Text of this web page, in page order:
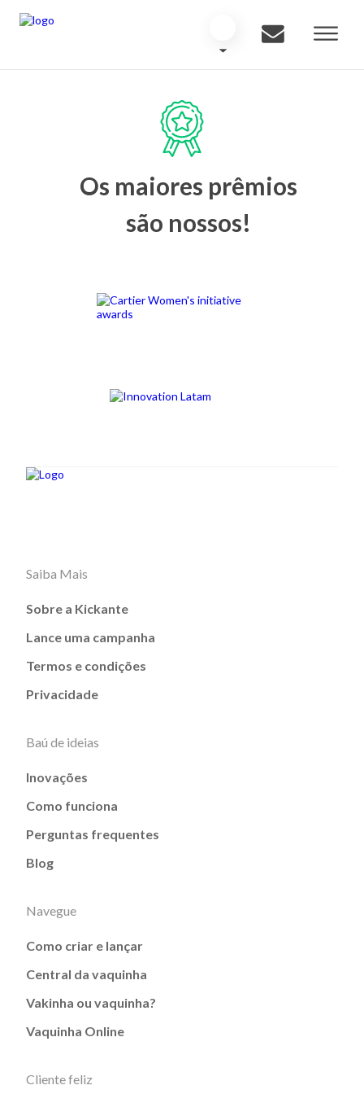
Os maiores prêmios
são nossos!
Saiba Mais
Sobre a Kickante
Lance uma campanha
Termos e condições
Privacidade
Baú de ideias
Inovações
Como funciona
Perguntas frequentes
Blog
Navegue
Como criar e lançar
Central da vaquinha
Vakinha ou vaquinha?
Vaquinha Online
Cliente feliz